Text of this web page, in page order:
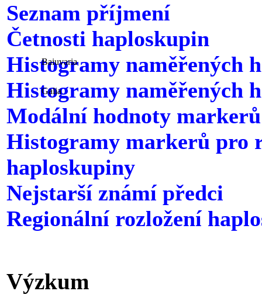
Baiuvaria
Galia
Seznam příjmení
Četnosti haploskupin
Histogramy naměřených
Histogramy naměřených
Modální hodnoty markerů
Histogramy markerů pro
haploskupiny
Nejstarší známí předci
Regionální rozložení
Výzkum